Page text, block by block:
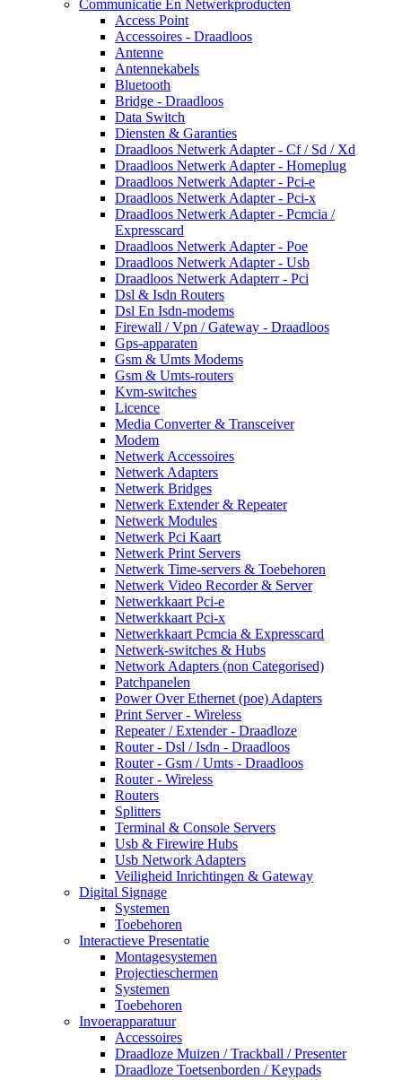
Communicatie En Netwerkproducten
Access Point
Accessoires - Draadloos
Antenne
Antennekabels
Bluetooth
Bridge - Draadloos
Data Switch
Diensten & Garanties
Draadloos Netwerk Adapter - Cf / Sd / Xd
Draadloos Netwerk Adapter - Homeplug
Draadloos Netwerk Adapter - Pci-e
Draadloos Netwerk Adapter - Pci-x
Draadloos Netwerk Adapter - Pcmcia /
Expresscard
Draadloos Netwerk Adapter - Poe
Draadloos Netwerk Adapter - Usb
Draadloos Netwerk Adapterr - Pci
Dsl & Isdn Routers
Dsl En Isdn-modems
Firewall / Vpn / Gateway - Draadloos
Gps-apparaten
Gsm & Umts Modems
Gsm & Umts-routers
Kvm-switches
Licence
Media Converter & Transceiver
Modem
Netwerk Accessoires
Netwerk Adapters
Netwerk Bridges
Netwerk Extender & Repeater
Netwerk Modules
Netwerk Pci Kaart
Netwerk Print Servers
Netwerk Time-servers & Toebehoren
Netwerk Video Recorder & Server
Netwerkkaart Pci-e
Netwerkkaart Pci-x
Netwerkkaart Pcmcia & Expresscard
Netwerk-switches & Hubs
Network Adapters (non Categorised)
Patchpanelen
Power Over Ethernet (poe) Adapters
Print Server - Wireless
Repeater / Extender - Draadloze
Router - Dsl / Isdn - Draadloos
Router - Gsm / Umts - Draadloos
Router - Wireless
Routers
Splitters
Terminal & Console Servers
Usb & Firewire Hubs
Usb Network Adapters
Veiligheid Inrichtingen & Gateway
Digital Signage
Systemen
Toebehoren
Interactieve Presentatie
Montagesystemen
Projectieschermen
Systemen
Toebehoren
Invoerapparatuur
Accessoires
Draadloze Muizen / Trackball / Presenter
Draadloze Toetsenborden / Keypads